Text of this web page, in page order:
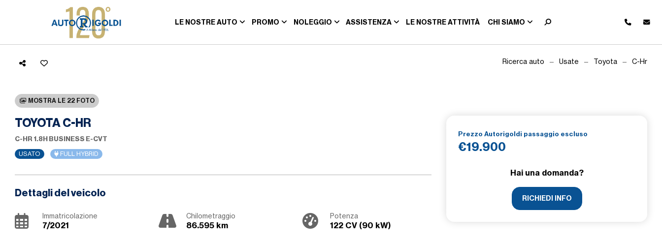
LE NOSTRE AUTO PROMO NOLEGGIO ASSISTENZA LE NOSTRE ATTIVITÀ CHI SIAMO
Ricerca auto Usate Toyota C-Hr
MOSTRA LE 22 FOTO
TOYOTA C-HR
C-HR 1.8H BUSINESS E-CVT
USATO FULL HYBRID
Dettagli del veicolo
Immatricolazione
7/2021
Chilometraggio
86.595 km
Potenza
122 CV (90 kW)
Prezzo Autorigoldi passaggio escluso
€19.900
Hai una domanda?
RICHIEDI INFO